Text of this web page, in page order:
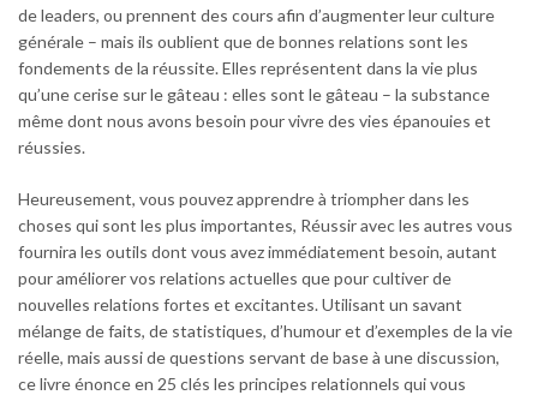
de leaders, ou prennent des cours afin d’augmenter leur culture
générale – mais ils oublient que de bonnes relations sont les
fondements de la réussite. Elles représentent dans la vie plus
qu’une cerise sur le gâteau : elles sont le gâteau – la substance
même dont nous avons besoin pour vivre des vies épanouies et
réussies.
Heureusement, vous pouvez apprendre à triompher dans les
choses qui sont les plus importantes, Réussir avec les autres vous
fournira les outils dont vous avez immédiatement besoin, autant
pour améliorer vos relations actuelles que pour cultiver de
nouvelles relations fortes et excitantes. Utilisant un savant
mélange de faits, de statistiques, d’humour et d’exemples de la vie
réelle, mais aussi de questions servant de base à une discussion,
ce livre énonce en 25 clés les principes relationnels qui vous